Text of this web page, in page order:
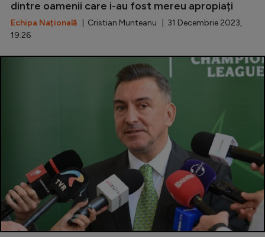
dintre oamenii care i-au fost mereu apropiați
Echipa Națională | Cristian Munteanu | 31 Decembrie 2023,
19:26